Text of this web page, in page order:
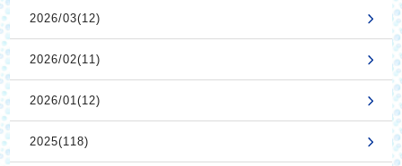
2026/03(12)
2026/02(11)
2026/01(12)
2025(118)